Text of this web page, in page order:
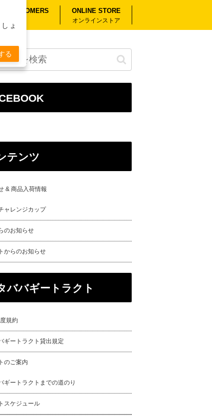
CUSTOMERS ONLINE STORE
オンラインストア
テンツ
& 商品入荷情報
ャレンジカップ
のお知らせ
からのお知らせ
ババギートラクト
規約
ギートラクト貸出規定
のご案内
ギートラクトまでの道のり
スケジュール
ょ
る